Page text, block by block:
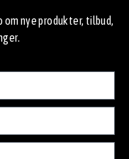
nye produkter, tilbud,